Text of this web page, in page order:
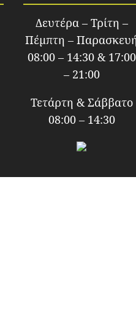
Δευτέρα – Τρίτη –
Πέμπτη –
08:00 – 14:30 & 17:00
– 21:00
Τετάρτη & Σάββατο
08:00 – 14:30